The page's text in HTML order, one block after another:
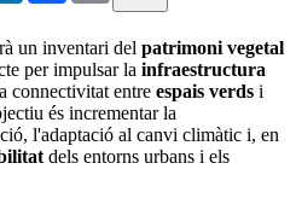
un inventari del patrimoni vegetal
per impulsar la infraestructura
connectivitat entre espais verds i
és incrementar la
l'adaptació al canvi climàtic i, en
dels entorns urbans i els